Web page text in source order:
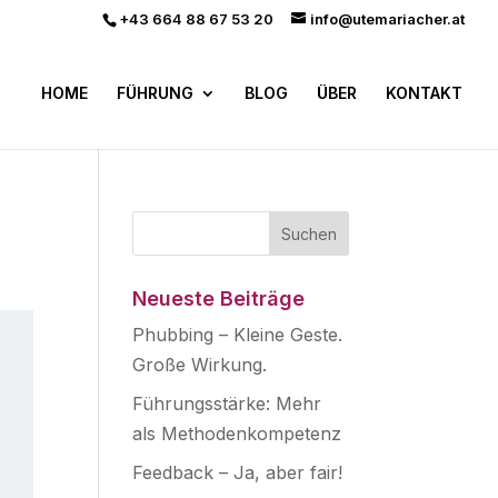
+43 664 88 67 53 20 info@utemariacher.at
HOME FÜHRUNG BLOG ÜBER KONTAKT
Neueste Beiträge
Phubbing – Kleine Geste.
Große Wirkung.
Führungsstärke: Mehr
als Methodenkompetenz
Feedback – Ja, aber fair!